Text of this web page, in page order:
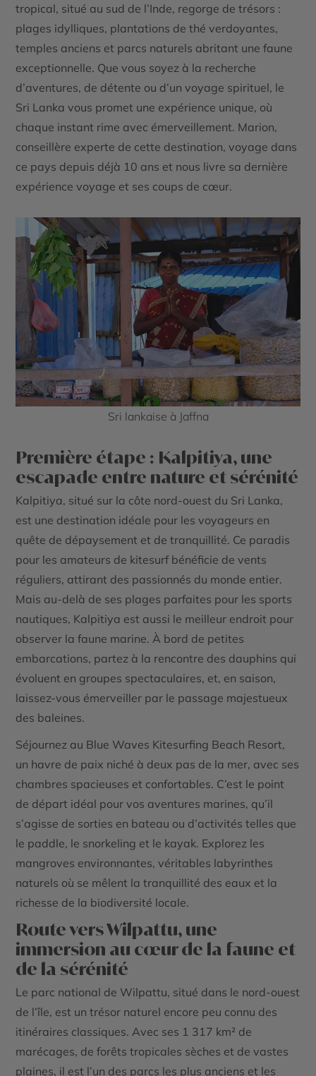
tropical, situé au sud de l’Inde, regorge de trésors :
plages idylliques, plantations de thé verdoyantes,
temples anciens et parcs naturels abritant une faune
exceptionnelle. Que vous soyez à la recherche
d’aventures, de détente ou d’un voyage spirituel, le
Sri Lanka vous promet une expérience unique, où
chaque instant rime avec émerveillement. Marion,
conseillère experte de cette destination, voyage dans
ce pays depuis déjà 10 ans et nous livre sa dernière
expérience voyage et ses coups de cœur.
Sri lankaise à Jaffna
Première étape : Kalpitiya, une
escapade entre nature et sérénité
Kalpitiya, situé sur la côte nord-ouest du Sri Lanka,
est une destination idéale pour les voyageurs en
quête de dépaysement et de tranquillité. Ce paradis
pour les amateurs de kitesurf bénéficie de vents
réguliers, attirant des passionnés du monde entier.
Mais au-delà de ses plages parfaites pour les sports
nautiques, Kalpitiya est aussi le meilleur endroit pour
observer la faune marine. À bord de petites
embarcations, partez à la rencontre des dauphins qui
évoluent en groupes spectaculaires, et, en saison,
laissez-vous émerveiller par le passage majestueux
des baleines.
Séjournez au Blue Waves Kitesurfing Beach Resort,
un havre de paix niché à deux pas de la mer, avec ses
chambres spacieuses et confortables. C’est le point
de départ idéal pour vos aventures marines, qu’il
s’agisse de sorties en bateau ou d’activités telles que
le paddle, le snorkeling et le kayak. Explorez les
mangroves environnantes, véritables labyrinthes
naturels où se mêlent la tranquillité des eaux et la
richesse de la biodiversité locale.
Route vers Wilpattu, une
immersion au cœur de la faune et
de la sérénité
Le parc national de Wilpattu, situé dans le nord-ouest
de l’île, est un trésor naturel encore peu connu des
itinéraires classiques. Avec ses 1 317 km² de
marécages, de forêts tropicales sèches et de vastes
plaines, il est l’un des parcs les plus anciens et les